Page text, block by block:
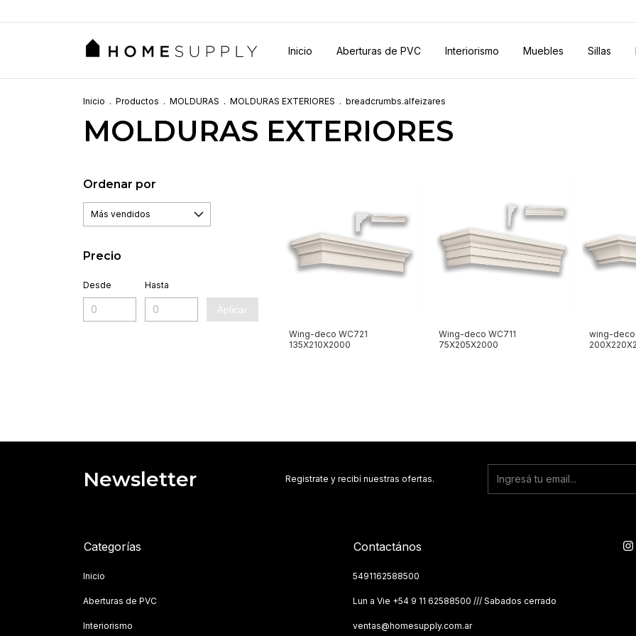
Inicio Aberturas de PVC Interiorismo Muebles Sillas
Inicio . Productos . MOLDURAS . MOLDURAS EXTERIORES . breadcrumbs.alfeizares
MOLDURAS EXTERIORES
Ordenar por
Precio
Desde Hasta
Aplicar
Wing-deco WC721
135X210X2000
Wing-deco WC711
75X205X2000
wing-deco
Newsletter Registrate y recibí nuestras ofertas.
Categorías
Inicio
Aberturas de PVC
Interiorismo
Contactános
5491162588500
Lun a Vie ‪+54 9 11 62588500 /// Sabados cerrado
ventas@homesupply.com.ar